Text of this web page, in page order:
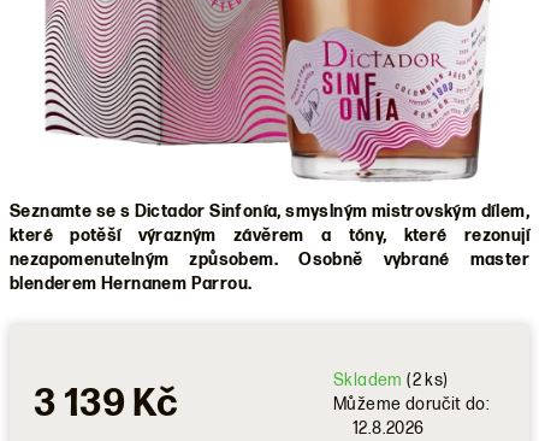
Seznamte se s Dictador Sinfonía, smyslným mistrovským dílem,
které potěší výrazným závěrem a tóny, které rezonují
nezapomenutelným způsobem. Osobně vybrané master
blenderem Hernanem Parrou.
Skladem(2 ks)
Můžeme doručit do:
12.8.2026
3 139 Kč